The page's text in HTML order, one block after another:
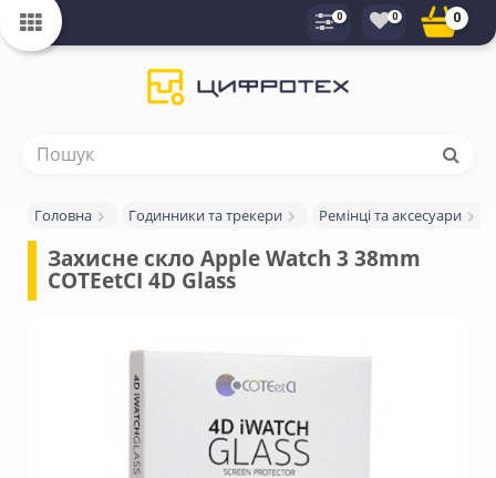
0
0 0
Головна Годинники та трекери Ремінці та аксесуари
Захисне скло Apple Watch 3 38mm
COTEetCI 4D Glass